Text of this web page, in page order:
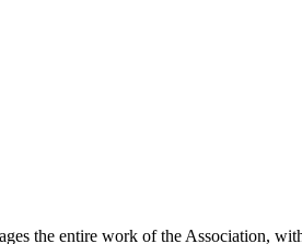
the entire work of the Association,